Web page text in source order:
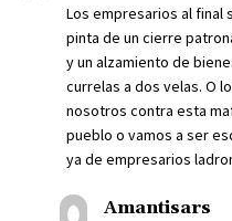
Los empresarios al final
pinta de un cierre
y un alzamiento de
currelas a dos velas. O
nosotros contra esta
pueblo o vamos a ser
ya de empresarios
Amantisars